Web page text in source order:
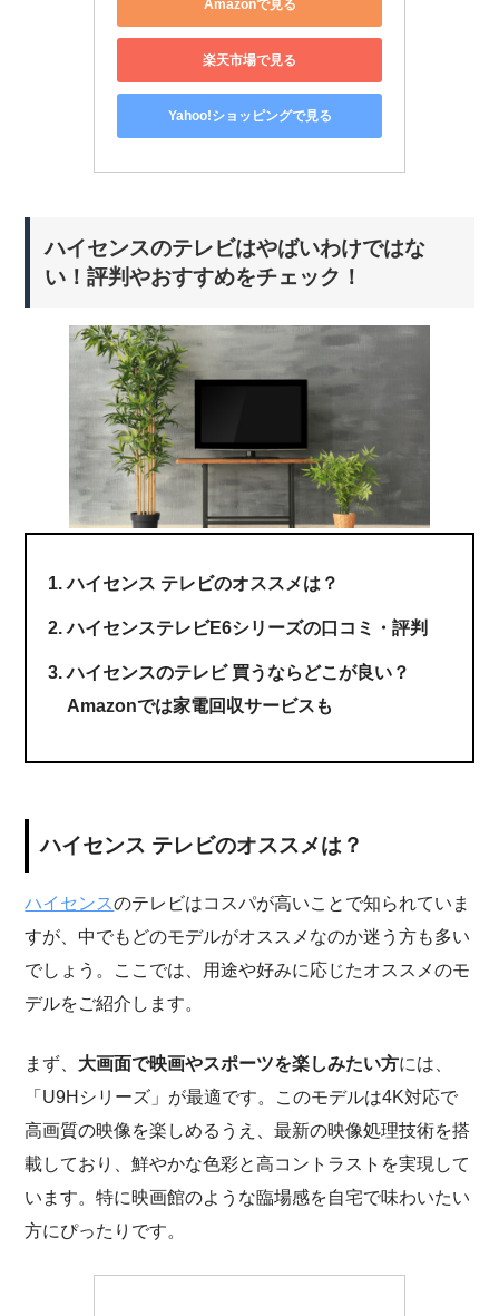
Amazonで見る
楽天市場で見る
Yahoo!ショッピングで見る
ハイセンスのテレビはやばいわけではな
い！評判やおすすめをチェック！
ハイセンス テレビのオススメは？
ハイセンステレビE6シリーズの口コミ・評判
ハイセンスのテレビ 買うならどこが良い？
Amazonでは家電回収サービスも
ハイセンス テレビのオススメは？
ハイセンスのテレビはコスパが高いことで知られていま
すが、中でもどのモデルがオススメなのか迷う方も多い
でしょう。ここでは、用途や好みに応じたオススメのモ
デルをご紹介します。
まず、 大画面で映画やスポーツを楽しみたい方には、
「U9Hシリーズ」が最適です。このモデルは4K対応で
高画質の映像を楽しめるうえ、最新の映像処理技術を搭
載しており、鮮やかな色彩と高コントラストを実現して
います。特に映画館のような臨場感を自宅で味わいたい
方にぴったりです。